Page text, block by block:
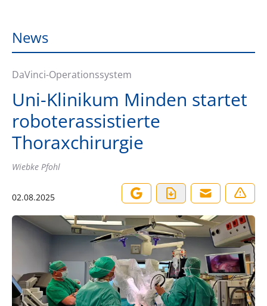
News
DaVinci-Operationssystem
Uni-Klinikum Minden startet
roboterassistierte
Thoraxchirurgie
Wiebke Pfohl
02.08.2025